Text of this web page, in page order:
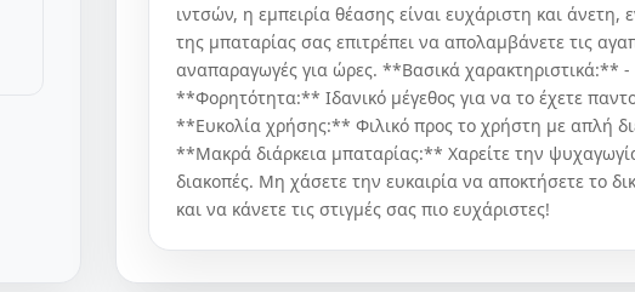
ιντσών, η εμπειρία θέασης είναι ευχάριστη και άνετη,
της μπαταρίας σας επιτρέπει να απολαμβάνετε τις
αναπαραγωγές για ώρες. **Βασικά χαρακτηριστικά:** -
**Φορητότητα:** Ιδανικό μέγεθος για να το έχετε
**Ευκολία χρήσης:** Φιλικό προς το χρήστη με απλή
**Μακρά διάρκεια μπαταρίας:** Χαρείτε την
διακοπές. Μη χάσετε την ευκαιρία να αποκτήσετε το
και να κάνετε τις στιγμές σας πιο ευχάριστες!